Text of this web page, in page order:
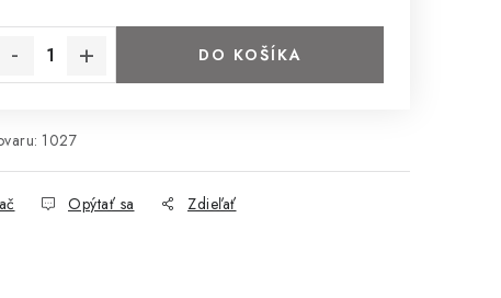
DO KOŠÍKA
1027
Opýtať sa Zdieľať